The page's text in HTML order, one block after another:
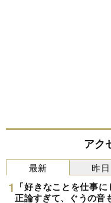
アク
最新
「好きなことを仕事
正論すぎて、ぐうの音
昨日